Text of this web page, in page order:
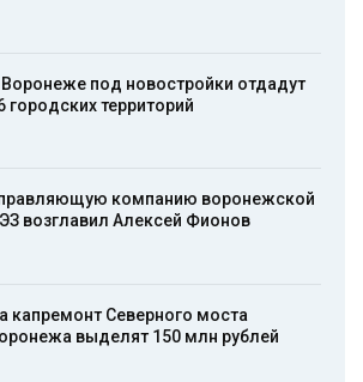
под новостройки отдадут
городских территорий
компанию воронежской
возглавил Алексей Фионов
капремонт Северного моста
выделят 150 млн рублей